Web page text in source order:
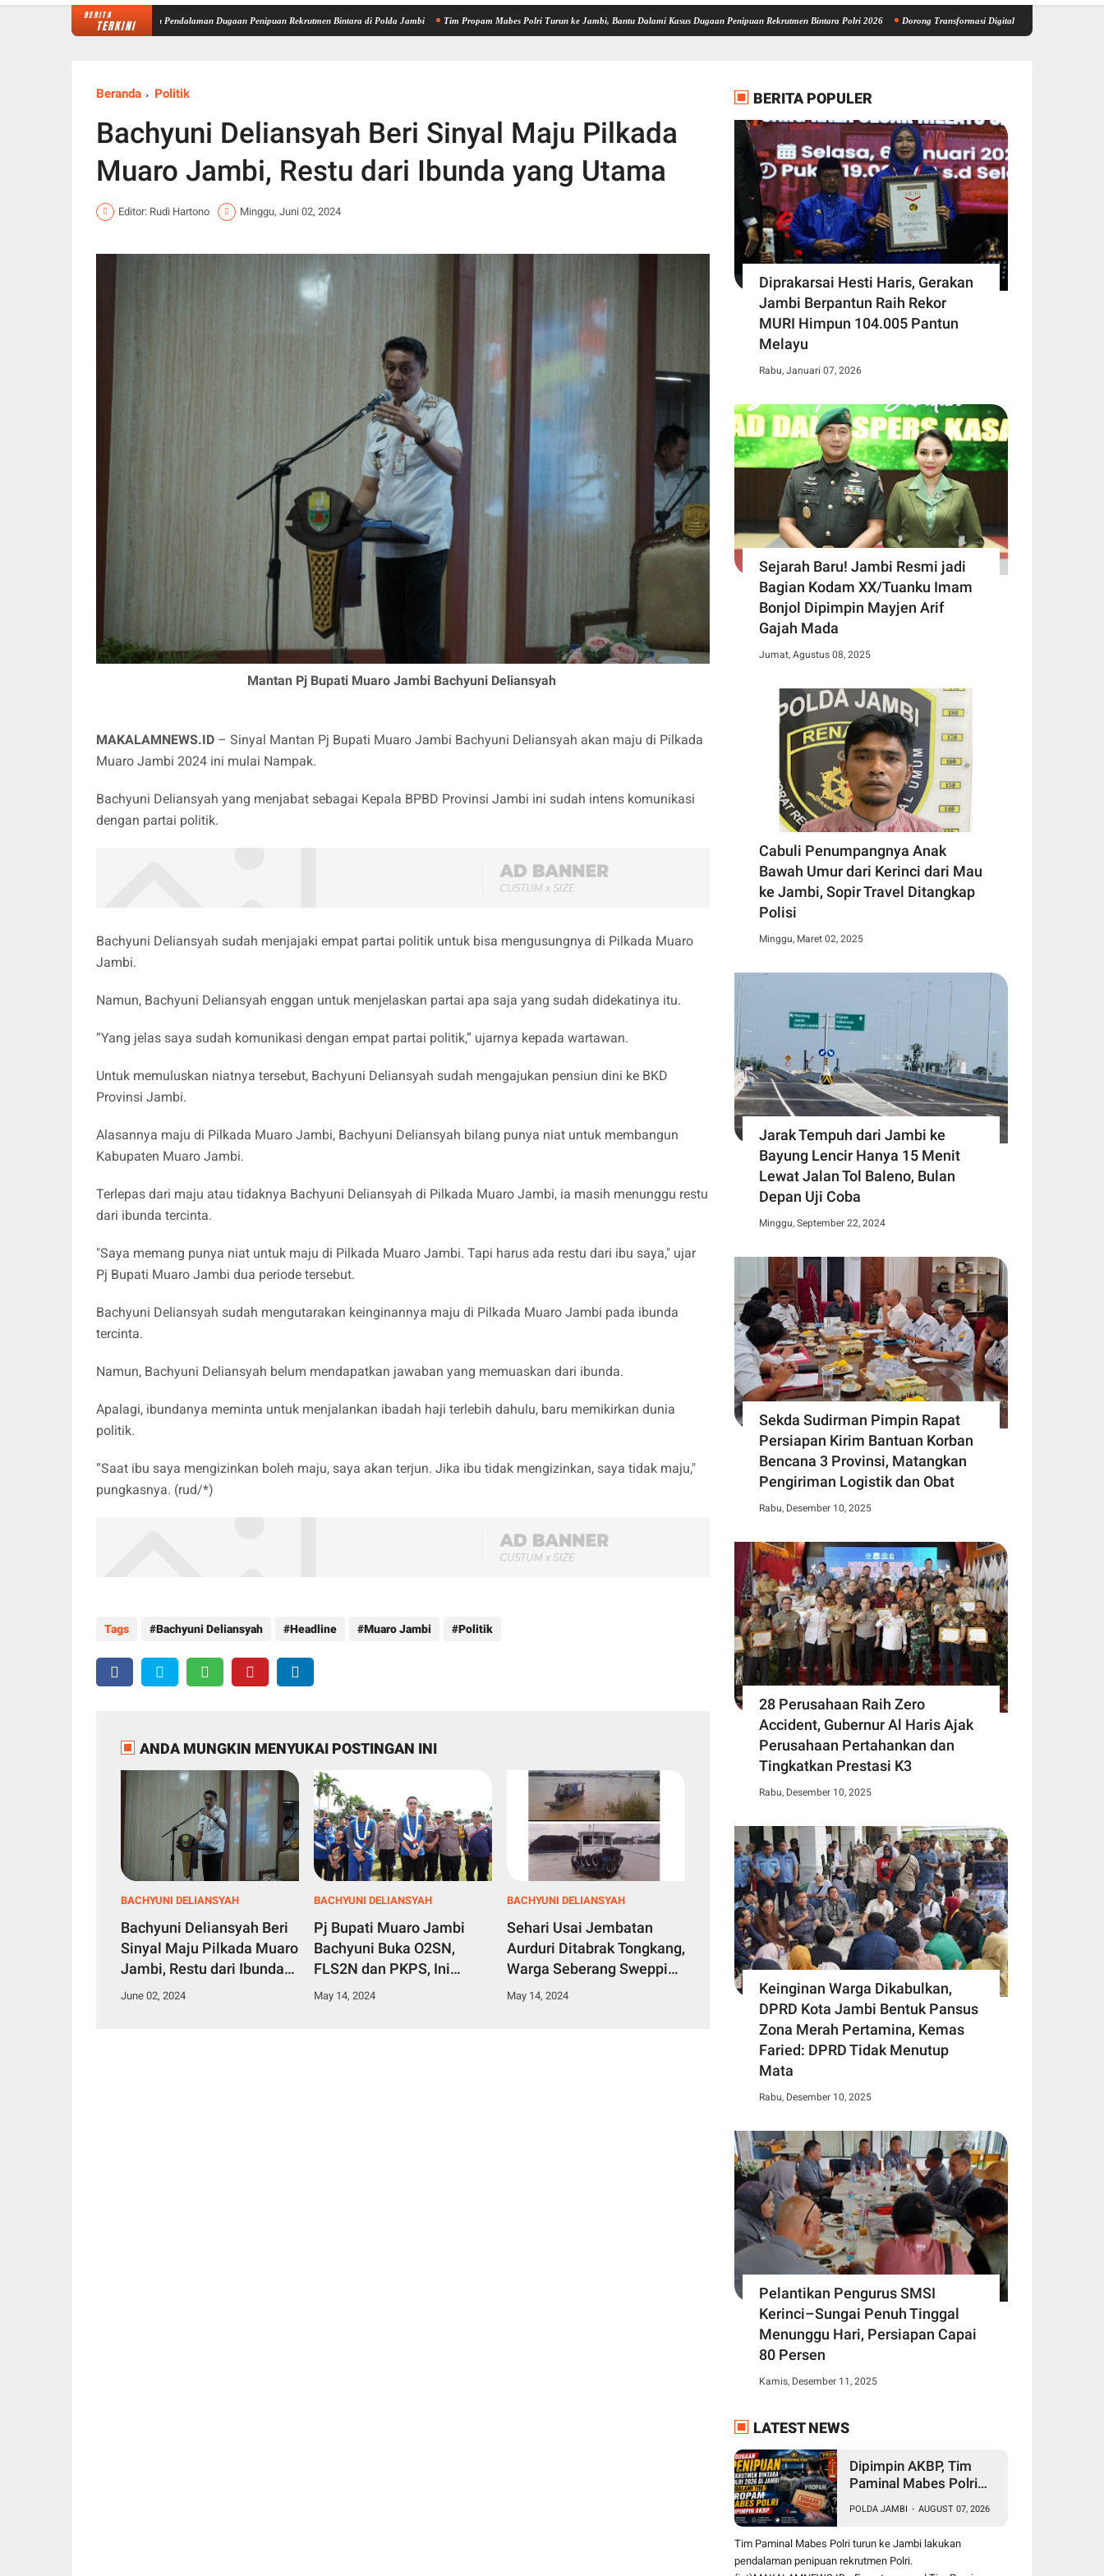
BERITA
TERKINI
Mabes Polri Lakukan Pendalaman Dugaan Penipuan Rekrutmen Bintara di Polda Jambi Tim Propam Mabes Polri Turun ke Jambi, Bantu Dalami Kasus Dugaan Penipuan Rekrutmen Bintara Polri 2026 Dorong Transformasi Digital Pendidikan, Wagub Sani Bersama
Beranda Politik
Bachyuni Deliansyah Beri Sinyal Maju Pilkada
Muaro Jambi, Restu dari Ibunda yang Utama
Editor: Rudi Hartono Minggu, Juni 02, 2024
Mantan Pj Bupati Muaro Jambi Bachyuni Deliansyah
MAKALAMNEWS.ID – Sinyal Mantan Pj Bupati Muaro Jambi Bachyuni Deliansyah akan maju di Pilkada
Muaro Jambi 2024 ini mulai Nampak.
Bachyuni Deliansyah yang menjabat sebagai Kepala BPBD Provinsi Jambi ini sudah intens komunikasi
dengan partai politik.
Bachyuni Deliansyah sudah menjajaki empat partai politik untuk bisa mengusungnya di Pilkada Muaro
Jambi.
Namun, Bachyuni Deliansyah enggan untuk menjelaskan partai apa saja yang sudah didekatinya itu.
“Yang jelas saya sudah komunikasi dengan empat partai politik,” ujarnya kepada wartawan.
Untuk memuluskan niatnya tersebut, Bachyuni Deliansyah sudah mengajukan pensiun dini ke BKD
Provinsi Jambi.
Alasannya maju di Pilkada Muaro Jambi, Bachyuni Deliansyah bilang punya niat untuk membangun
Kabupaten Muaro Jambi.
Terlepas dari maju atau tidaknya Bachyuni Deliansyah di Pilkada Muaro Jambi, ia masih menunggu restu
dari ibunda tercinta.
"Saya memang punya niat untuk maju di Pilkada Muaro Jambi. Tapi harus ada restu dari ibu saya," ujar
Pj Bupati Muaro Jambi dua periode tersebut.
Bachyuni Deliansyah sudah mengutarakan keinginannya maju di Pilkada Muaro Jambi pada ibunda
tercinta.
Namun, Bachyuni Deliansyah belum mendapatkan jawaban yang memuaskan dari ibunda.
Apalagi, ibundanya meminta untuk menjalankan ibadah haji terlebih dahulu, baru memikirkan dunia
politik.
“Saat ibu saya mengizinkan boleh maju, saya akan terjun. Jika ibu tidak mengizinkan, saya tidak maju,"
pungkasnya. (rud/*)
Tags Bachyuni Deliansyah Headline Muaro Jambi Politik
ANDA MUNGKIN MENYUKAI POSTINGAN INI
BACHYUNI DELIANSYAH
Bachyuni Deliansyah Beri
Sinyal Maju Pilkada Muaro
Jambi, Restu dari Ibunda
yang Utama
June 02, 2024
BACHYUNI DELIANSYAH
Pj Bupati Muaro Jambi
Bachyuni Buka O2SN,
FLS2N dan PKPS, Ini
Pesannya
May 14, 2024
BACHYUNI DELIANSYAH
Sehari Usai Jembatan
Aurduri Ditabrak Tongkang,
Warga Seberang Swepping
Ponton Batubara
May 14, 2024
BERITA POPULER
Diprakarsai Hesti Haris, Gerakan
Jambi Berpantun Raih Rekor
MURI Himpun 104.005 Pantun
Melayu
Rabu, Januari 07, 2026
Sejarah Baru! Jambi Resmi jadi
Bagian Kodam XX/Tuanku Imam
Bonjol Dipimpin Mayjen Arif
Gajah Mada
Jumat, Agustus 08, 2025
Cabuli Penumpangnya Anak
Bawah Umur dari Kerinci dari Mau
ke Jambi, Sopir Travel Ditangkap
Polisi
Minggu, Maret 02, 2025
Jarak Tempuh dari Jambi ke
Bayung Lencir Hanya 15 Menit
Lewat Jalan Tol Baleno, Bulan
Depan Uji Coba
Minggu, September 22, 2024
Sekda Sudirman Pimpin Rapat
Persiapan Kirim Bantuan Korban
Bencana 3 Provinsi, Matangkan
Pengiriman Logistik dan Obat
Rabu, Desember 10, 2025
28 Perusahaan Raih Zero
Accident, Gubernur Al Haris Ajak
Perusahaan Pertahankan dan
Tingkatkan Prestasi K3
Rabu, Desember 10, 2025
Keinginan Warga Dikabulkan,
DPRD Kota Jambi Bentuk Pansus
Zona Merah Pertamina, Kemas
Faried: DPRD Tidak Menutup
Mata
Rabu, Desember 10, 2025
Pelantikan Pengurus SMSI
Kerinci–Sungai Penuh Tinggal
Menunggu Hari, Persiapan Capai
80 Persen
Kamis, Desember 11, 2025
LATEST NEWS
Dipimpin AKBP, Tim
Paminal Mabes Polri
Rekrutmen Bintara di
Polda Jambi
POLDA JAMBI - AUGUST 07, 2026
Tim Paminal Mabes Polri turun ke Jambi lakukan
pendalaman penipuan rekrutmen Polri.